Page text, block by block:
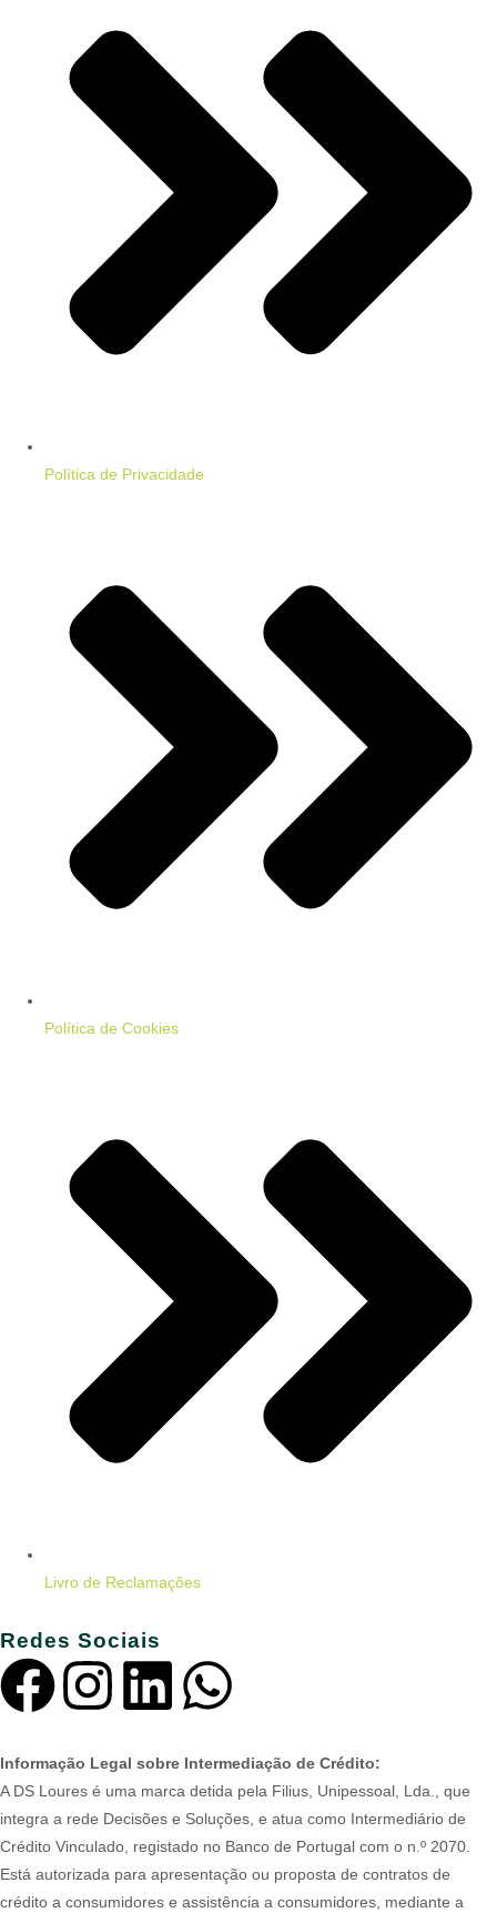
Política de Privacidade
Política de Cookies
Livro de Reclamações
Redes Sociais
Informação Legal sobre Intermediação de Crédito:
A DS Loures é uma marca detida pela Filius, Unipessoal, Lda., que
integra a rede Decisões e Soluções, e atua como Intermediário de
Crédito Vinculado, registado no Banco de Portugal com o n.º 2070.
Está autorizada para apresentação ou proposta de contratos de
crédito a consumidores e assistência a consumidores, mediante a